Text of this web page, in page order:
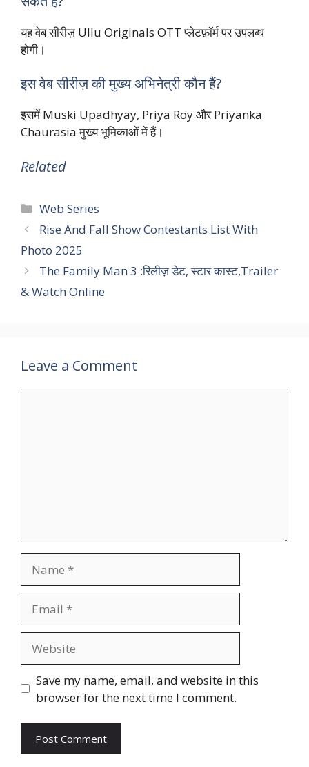
यह वेब सीरीज़ Ullu Originals OTT प्लेटफ़ॉर्म पर उपलब्ध
होगी।
इस वेब सीरीज़ की मुख्य अभिनेत्री कौन हैं?
इसमें Muski Upadhyay, Priya Roy और Priyanka
Chaurasia मुख्य भूमिकाओं में हैं।
Related
Categories
Web Series
Rise And Fall Show Contestants List With
Photo 2025
The Family Man 3 :रिलीज़ डेट, स्टार कास्ट,Trailer
& Watch Online
Leave a Comment
Save my name, email, and website in this
browser for the next time I comment.